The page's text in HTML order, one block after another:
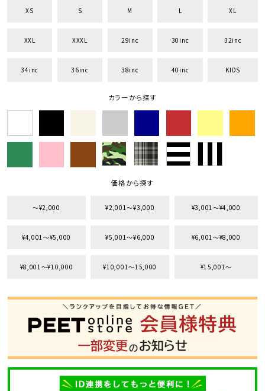
キーワードから探す
円 ～
並び順
カテゴリ
29inc
30inc
32inc
34inc
36inc
38inc
40inc
KIDS
XS S M L XL
XXL XXXL 29inc 30inc 32inc
34inc 36inc 38inc 40inc KIDS
カラーから探す
価格から探す
〜¥2,000 ¥2,001〜¥3,000 ¥3,001〜¥4,000
¥4,001〜¥5,000 ¥5,001〜¥6,000 ¥6,001〜¥8,000
¥8,001〜¥10,000 ¥10,001〜15,000 ¥15,001〜